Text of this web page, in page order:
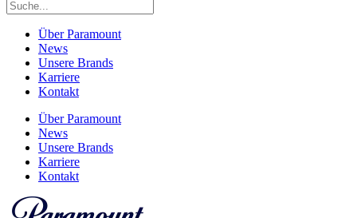
Über Paramount
News
Unsere Brands
Karriere
Kontakt
Über Paramount
News
Unsere Brands
Karriere
Kontakt